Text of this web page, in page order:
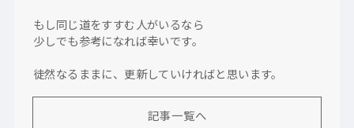
もし同じ道をすすむ人がいるなら
少しでも参考になれば幸いです。
徒然なるままに、更新していければと思います。
記事一覧へ